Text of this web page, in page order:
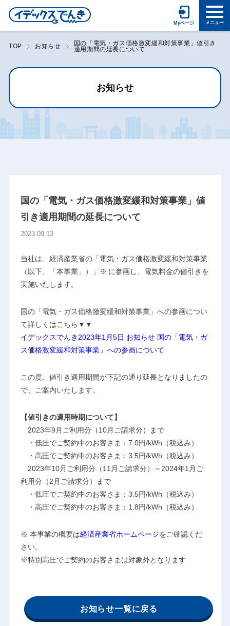
TOP お知らせ
国の「電気・ガス価格激変緩和対策事業」値引き
適用期間の延長について
お知らせ
国の「電気・ガス価格激変緩和対策事業」値
引き適用期間の延長について
2023.09.13
当社は、経済産業省の「電気・ガス価格激変緩和対策事業
（以下、「本事業」）」※ に参画し、電気料金の値引きを
実施いたします。
国の「電気・ガス価格激変緩和対策事業」への参画につい
て詳しくはこちら▼▼
イデックスでんき2023年1月5日 お知らせ 国の「電気・ガ
ス価格激変緩和対策事業」への参画について
この度、値引き適用期間が下記の通り延長となりましたの
で、ご案内いたします。
【値引きの適用時期について】
2023年9月ご利用分（10月ご請求分）まで
・低圧でご契約中のお客さま：7.0円/kWh（税込み）
・高圧でご契約中のお客さま：3.5円/kWh（税込み）
2023年10月ご利用分（11月ご請求分）～2024年1月ご
利用分（2月ご請求分）まで
・低圧でご契約中のお客さま：3.5円/kWh（税込み）
・高圧でご契約中のお客さま：1.8円/kWh（税込み）
※ 本事業の概要は経済産業省ホームページをご確認くだ
さい。
※特別高圧でご契約のお客さまは対象外となります
お知らせ一覧に戻る